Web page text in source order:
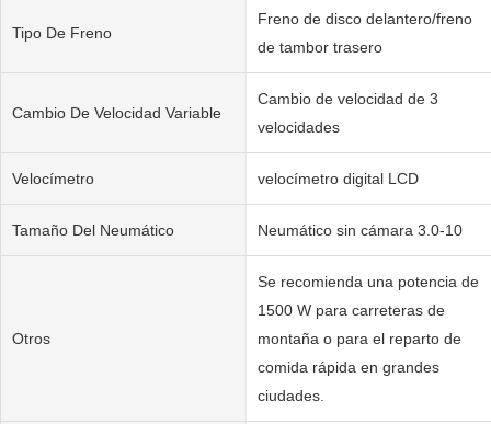
Tipo De Freno
Freno de disco delantero/freno
de tambor trasero
Cambio De Velocidad Variable
Cambio de velocidad de 3
velocidades
Velocímetro velocímetro digital LCD
Tamaño Del Neumático Neumático sin cámara 3.0-10
Otros
Se recomienda una potencia de
1500 W para carreteras de
montaña o para el reparto de
comida rápida en grandes
ciudades.